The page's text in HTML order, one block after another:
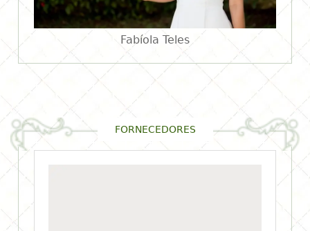
Fabíola Teles
FORNECEDORES